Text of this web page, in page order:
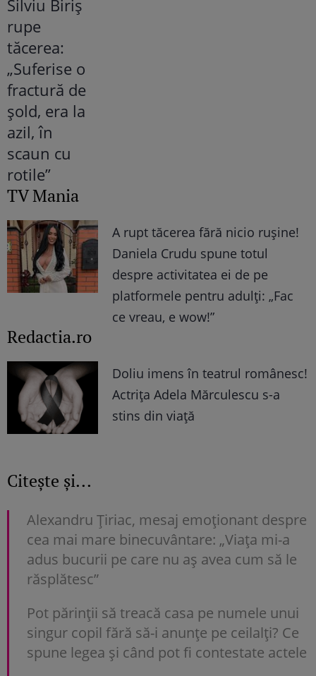
TV Mania
A rupt tăcerea fără nicio rușine!
Daniela Crudu spune totul
despre activitatea ei de pe
platformele pentru adulți: „Fac
ce vreau, e wow!”
Redactia.ro
Doliu imens în teatrul românesc!
Actrița Adela Mărculescu s-a
stins din viață
Citește și...
Alexandru Țiriac, mesaj emoționant despre
cea mai mare binecuvântare: „Viața mi-a
adus bucurii pe care nu aș avea cum să le
răsplătesc”
Pot părinții să treacă casa pe numele unui
singur copil fără să-i anunțe pe ceilalți? Ce
spune legea și când pot fi contestate actele